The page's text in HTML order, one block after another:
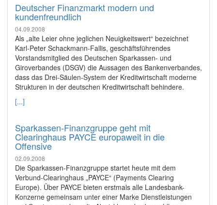
Deutscher Finanzmarkt modern und
kundenfreundlich
04.09.2008
Als „alte Leier ohne jeglichen Neuigkeitswert“ bezeichnet
Karl-Peter Schackmann-Fallis, geschäftsführendes
Vorstandsmitglied des Deutschen Sparkassen- und
Giroverbandes (DSGV) die Aussagen des Bankenverbandes,
dass das Drei-Säulen-System der Kreditwirtschaft moderne
Strukturen in der deutschen Kreditwirtschaft behindere.
[...]
Sparkassen-Finanzgruppe geht mit
Clearinghaus PAYCE europaweit in die
Offensive
02.09.2008
Die Sparkassen-Finanzgruppe startet heute mit dem
Verbund-Clearinghaus „PAYCE“ (Payments Clearing
Europe). Über PAYCE bieten erstmals alle Landesbank-
Konzerne gemeinsam unter einer Marke Dienstleistungen